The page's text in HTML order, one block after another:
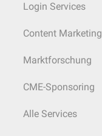
Login Services
Content Marketing
Marktforschung
CME-Sponsoring
Alle Services